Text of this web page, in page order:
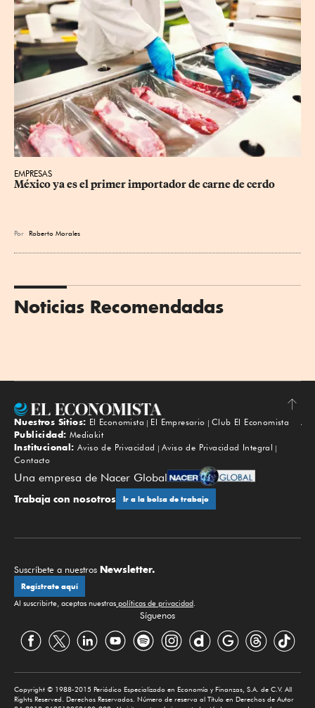
EMPRESAS
México ya es el primer importador de carne de cerdo
Por Roberto Morales
Noticias Recomendadas
Subir
Nuestros Sitios: El Economista El Empresario
Club El Economista
Publicidad: Mediakit
Institucional: Aviso de Privacidad
Aviso de Privacidad Integral
Contacto
Una empresa de Nacer Global
Trabaja con nosotros Ir a la bolsa de trabajo
Suscríbete a nuestros Newsletter.
Regístrate aquí
Al suscribirte, aceptas nuestras políticas de privacidad.
Síguenos
Copyright © 1988-2015 Periódico Especializado en Economía y Finanzas, S.A. de C.V. All
Rights Reserved. Derechos Reservados. Número de reserva al Título en Derechos de Autor